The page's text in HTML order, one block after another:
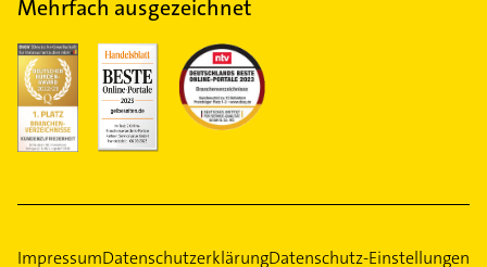
Mehrfach ausgezeichnet
ImpressumDatenschutzerklärungDatenschutz-Einstellungen